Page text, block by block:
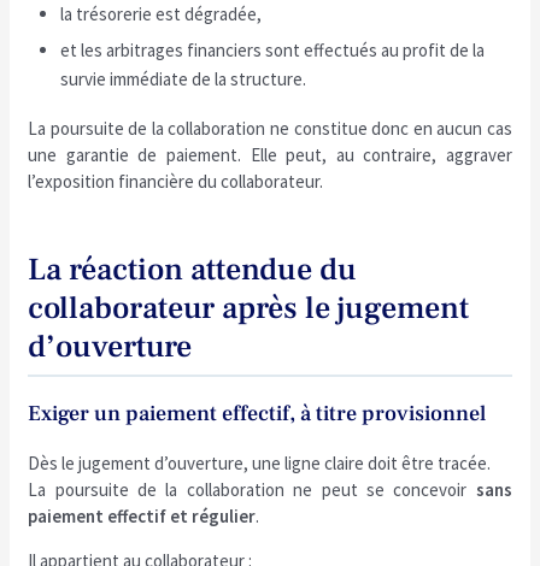
la trésorerie est dégradée,
et les arbitrages financiers sont effectués au profit de la
survie immédiate de la structure.
La poursuite de la collaboration ne constitue donc en aucun cas
une garantie de paiement. Elle peut, au contraire, aggraver
l’exposition financière du collaborateur.
La réaction attendue du
collaborateur après le jugement
d’ouverture
Exiger un paiement effectif, à titre provisionnel
Dès le jugement d’ouverture, une ligne claire doit être tracée.
La poursuite de la collaboration ne peut se concevoir sans
paiement effectif et régulier.
Il appartient au collaborateur :